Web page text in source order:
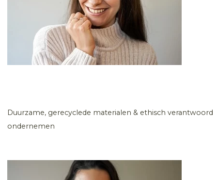
Duurzame, gerecyclede materialen & ethisch verantwoord
ondernemen